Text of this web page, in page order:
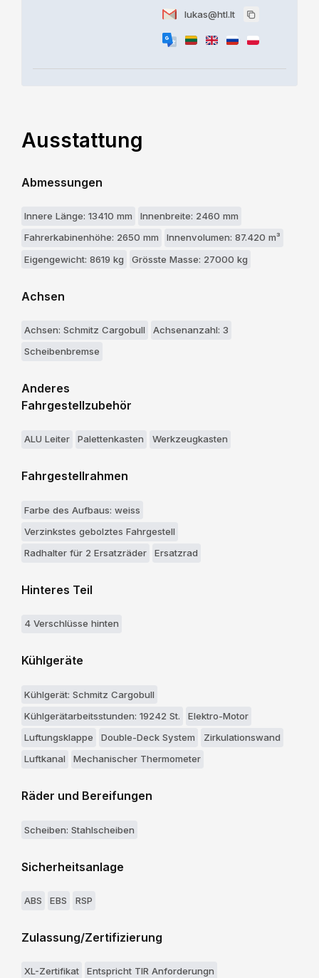
lukas@htl.lt
Ausstattung
Abmessungen
Innere Länge: 13410 mm
Innenbreite: 2460 mm
Fahrerkabinenhöhe: 2650 mm
Innenvolumen: 87.420 m³
Eigengewicht: 8619 kg
Grösste Masse: 27000 kg
Achsen
Achsen: Schmitz Cargobull
Achsenanzahl: 3
Scheibenbremse
Anderes
Fahrgestellzubehör
ALU Leiter Palettenkasten Werkzeugkasten
Fahrgestellrahmen
Farbe des Aufbaus: weiss
Verzinkstes gebolztes Fahrgestell
Radhalter für 2 Ersatzräder
Ersatzrad
Hinteres Teil
4 Verschlüsse hinten
Kühlgeräte
Kühlgerät: Schmitz Cargobull
Kühlgerätarbeitsstunden: 19242 St.
Elektro-Motor
Luftungsklappe
Double-Deck System
Zirkulationswand
Luftkanal
Mechanischer Thermometer
Räder und Bereifungen
Scheiben: Stahlscheiben
Sicherheitsanlage
ABS EBS RSP
Zulassung/Zertifizierung
XL-Zertifikat Entspricht TIR Anforderungn